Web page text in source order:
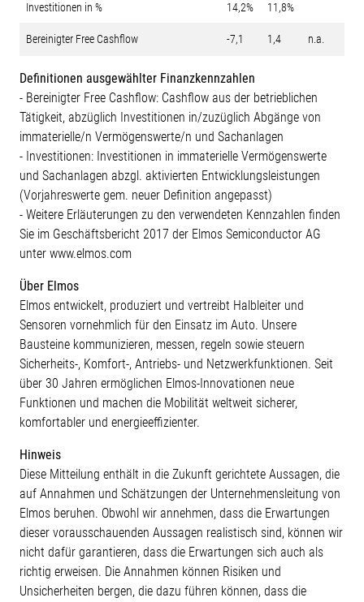
Investitionen in % 14,2% 11,8%
Bereinigter Free Cashflow -7,1 1,4 n.a.
Definitionen ausgewählter Finanzkennzahlen
- Bereinigter Free Cashflow: Cashflow aus der betrieblichen
Tätigkeit, abzüglich Investitionen in/zuzüglich Abgänge von
immaterielle/n Vermögenswerte/n und Sachanlagen
- Investitionen: Investitionen in immaterielle Vermögenswerte
und Sachanlagen abzgl. aktivierten Entwicklungsleistungen
(Vorjahreswerte gem. neuer Definition angepasst)
- Weitere Erläuterungen zu den verwendeten Kennzahlen finden
Sie im Geschäftsbericht 2017 der Elmos Semiconductor AG
unter www.elmos.com
Über Elmos
Elmos entwickelt, produziert und vertreibt Halbleiter und
Sensoren vornehmlich für den Einsatz im Auto. Unsere
Bausteine kommunizieren, messen, regeln sowie steuern
Sicherheits-, Komfort-, Antriebs- und Netzwerkfunktionen. Seit
über 30 Jahren ermöglichen Elmos-Innovationen neue
Funktionen und machen die Mobilität weltweit sicherer,
komfortabler und energieeffizienter.
Hinweis
Diese Mitteilung enthält in die Zukunft gerichtete Aussagen, die
auf Annahmen und Schätzungen der Unternehmensleitung von
Elmos beruhen. Obwohl wir annehmen, dass die Erwartungen
dieser vorausschauenden Aussagen realistisch sind, können wir
nicht dafür garantieren, dass die Erwartungen sich auch als
richtig erweisen. Die Annahmen können Risiken und
Unsicherheiten bergen, die dazu führen können, dass die